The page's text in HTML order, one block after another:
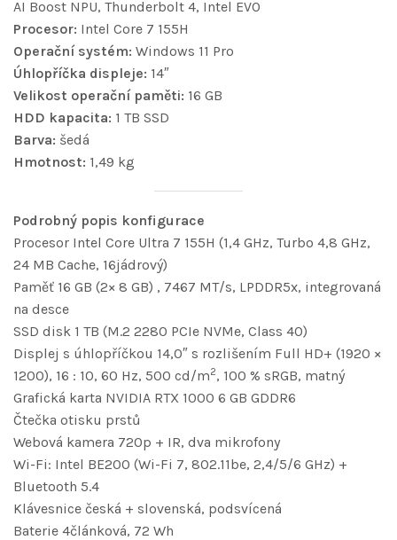
AI Boost NPU, Thunderbolt 4, Intel EVO
Procesor: Intel Core 7 155H
Operační systém: Windows 11 Pro
Úhlopříčka displeje: 14″
Velikost operační paměti: 16 GB
HDD kapacita: 1 TB SSD
Barva: šedá
Hmotnost: 1,49 kg
Podrobný popis konfigurace
Procesor Intel Core Ultra 7 155H (1,4 GHz, Turbo 4,8 GHz,
24 MB Cache, 16jádrový)
Paměť 16 GB (2× 8 GB) , 7467 MT/s, LPDDR5x, integrovaná
na desce
SSD disk 1 TB (M.2 2280 PCIe NVMe, Class 40)
Displej s úhlopříčkou 14,0″ s rozlišením Full HD+ (1920 ×
1200), 16 : 10, 60 Hz, 500 cd/m2, 100 % sRGB, matný
Grafická karta NVIDIA RTX 1000 6 GB GDDR6
Čtečka otisku prstů
Webová kamera 720p + IR, dva mikrofony
Wi-Fi: Intel BE200 (Wi-Fi 7, 802.11be, 2,4/5/6 GHz) +
Bluetooth 5.4
Klávesnice česká + slovenská, podsvícená
Baterie 4článková, 72 Wh